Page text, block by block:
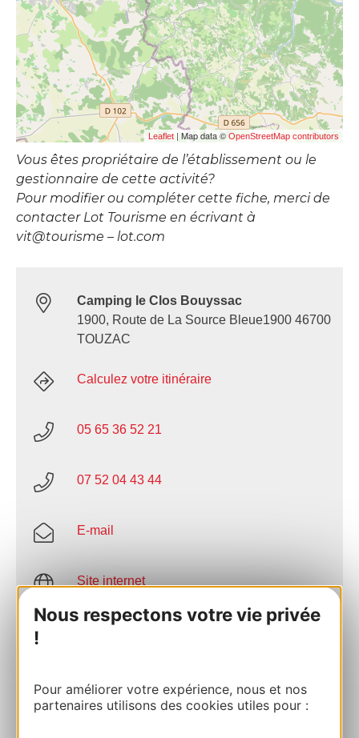
Nous respectons votre vie privée
!
Pour améliorer votre expérience, nous et nos
partenaires utilisons des cookies utiles pour :
Leaflet | Map data © OpenStreetMap contributors
Vous êtes propriétaire de l’établissement ou le
gestionnaire de cette activité?
Pour modifier ou compléter cette fiche, merci de
contacter Lot Tourisme en écrivant à
vit@tourisme – lot.com
Camping le Clos Bouyssac
1900, Route de La Source Bleue1900 46700
TOUZAC
Calculez votre itinéraire
05 65 36 52 21
07 52 04 43 44
E-mail
Site internet
AU CARNET